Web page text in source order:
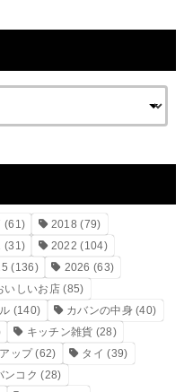
(61) 2018 (79)
(31) 2022 (104)
(136) 2026 (63)
いしいお店(85)
(140) カバンの中身(40)
キッチン雑貨 (28)
ップ(62) タイ (39)
ンコク (28)